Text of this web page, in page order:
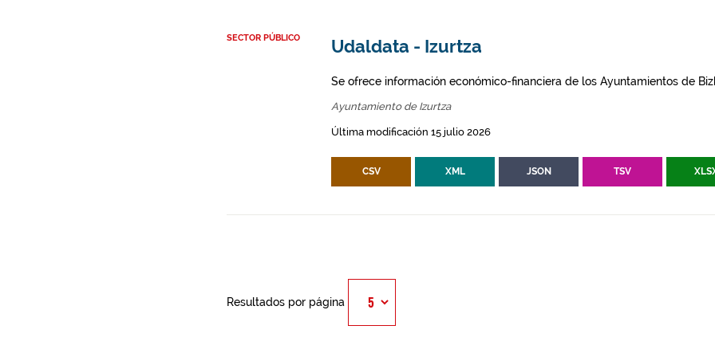
SECTOR PÚBLICO Udaldata - Izurtza
Se ofrece información económico-financiera de los Ayuntamientos de
Ayuntamiento de Izurtza
Última modificación 15 julio 2026
CSV XML JSON TSV
Resultados por página